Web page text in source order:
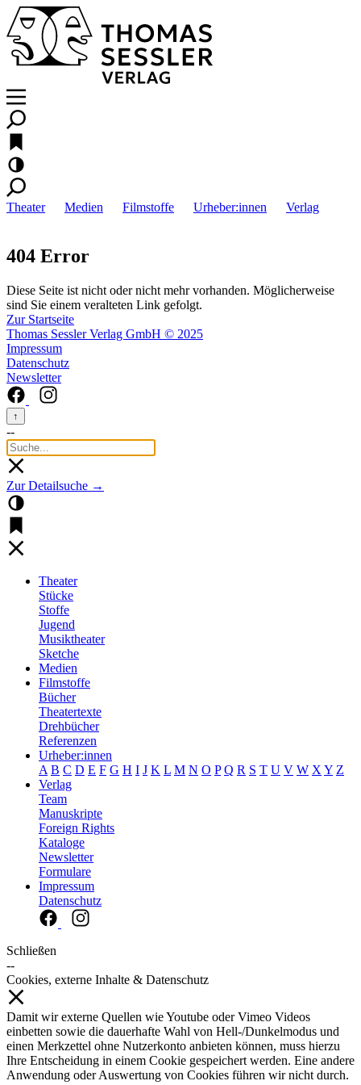
Theater Medien Filmstoffe Urheber:innen Verlag
404 Error
Diese Seite ist nicht oder nicht mehr vorhanden. Möglicherweise
sind Sie einem veralteten Link gefolgt.
Zur Startseite
Thomas Sessler Verlag GmbH © 2025
Impressum
Datenschutz
Newsletter
↑
--
Zur Detailsuche →
Theater
Stücke
Stoffe
Jugend
Musiktheater
Sketche
Medien
Filmstoffe
Bücher
Theatertexte
Drehbücher
Referenzen
Urheber:innen
A B C D E F G H I J K L M N O P Q R S T U V W X Y Z
Verlag
Team
Manuskripte
Foreign Rights
Kataloge
Newsletter
Formulare
Impressum
Datenschutz
Schließen
--
Cookies, externe Inhalte & Datenschutz
Damit wir externe Quellen wie Youtube oder Vimeo Videos
einbetten sowie die dauerhafte Wahl von Hell-/Dunkelmodus und
einen Merkzettel ohne Nutzerkonto anbieten können, muss hierzu
Ihre Entscheidung in einem Cookie gespeichert werden. Eine andere
Anwendung oder Auswertung von Cookies führen wir nicht durch.